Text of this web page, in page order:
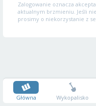
Zalogowanie oznacza
aktualnym brzmieniu. Jeśli
prosimy o niekorzystanie z
Główna Wykopalisko